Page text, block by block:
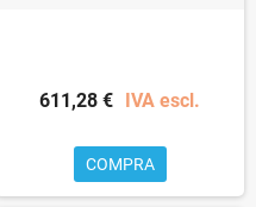
611,28 € IVA escl.
COMPRA